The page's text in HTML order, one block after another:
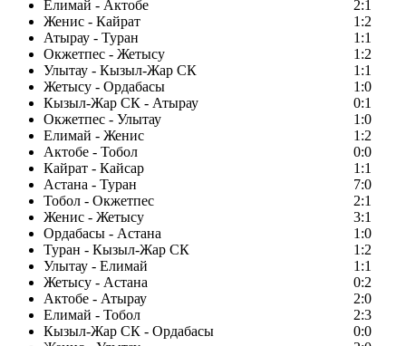
Елимай - Актобе
2:1
Женис - Кайрат
1:2
Атырау - Туран
1:1
Окжетпес - Жетысу
1:2
Улытау - Кызыл-Жар СК
1:1
Жетысу - Ордабасы
1:0
Кызыл-Жар СК - Атырау
0:1
Окжетпес - Улытау
1:0
Елимай - Женис
1:2
Актобе - Тобол
0:0
Кайрат - Кайсар
1:1
Астана - Туран
7:0
Тобол - Окжетпес
2:1
Женис - Жетысу
3:1
Ордабасы - Астана
1:0
Туран - Кызыл-Жар СК
1:2
Улытау - Елимай
1:1
Жетысу - Астана
0:2
Актобе - Атырау
2:0
Елимай - Тобол
2:3
Кызыл-Жар СК - Ордабасы
0:0